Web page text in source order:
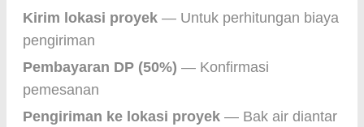
Kirim lokasi proyek — Untuk perhitungan biaya
pengiriman
Pembayaran DP (50%) — Konfirmasi
pemesanan
Pengiriman ke lokasi proyek — Bak air diantar